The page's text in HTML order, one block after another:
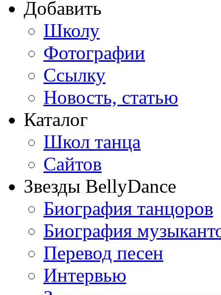
Добавить
Школу
Фотографии
Ссылку
Новость, статью
Каталог
Школ танца
Сайтов
Звезды BellyDance
Биография танцоров
Биография
Перевод песен
Интервью